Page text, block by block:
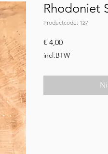
Rhodoniet
Productcode: 127
€ 4,00Prijs
incl.BTW